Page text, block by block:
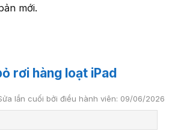
mới.
rơi hàng loạt iPad
lần cuối bởi điều hành viên: 09/06/2026